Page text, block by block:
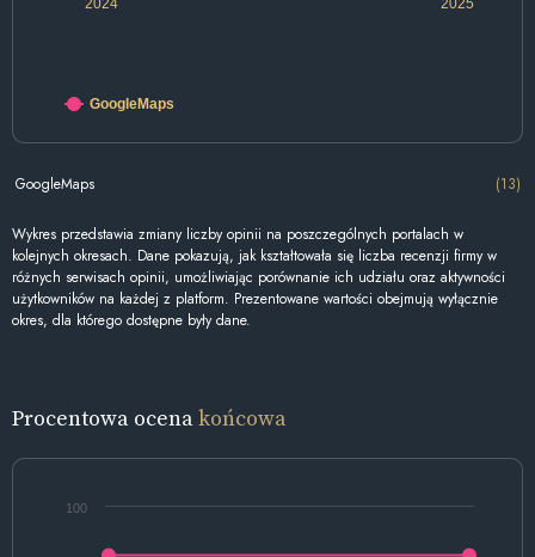
2024 2025
GoogleMaps
GoogleMaps (13)
Wykres przedstawia zmiany liczby opinii na poszczególnych portalach w
kolejnych okresach. Dane pokazują, jak kształtowała się liczba recenzji firmy w
różnych serwisach opinii, umożliwiając porównanie ich udziału oraz aktywności
użytkowników na każdej z platform. Prezentowane wartości obejmują wyłącznie
okres, dla którego dostępne były dane.
Procentowa ocenakońcowa
100